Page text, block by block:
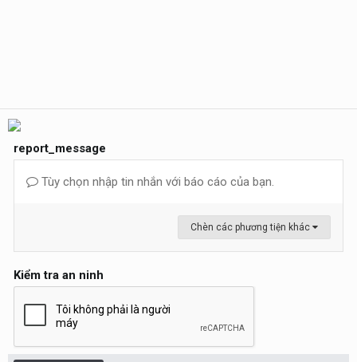
report_message
Tùy chọn nhập tin nhắn với báo cáo của bạn.
Chèn các phương tiện khác
Kiểm tra an ninh